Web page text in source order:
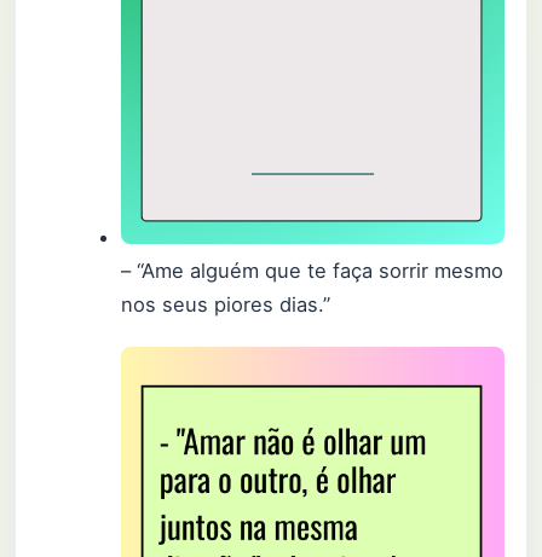
– “Ame alguém que te faça sorrir mesmo
nos seus piores dias.”